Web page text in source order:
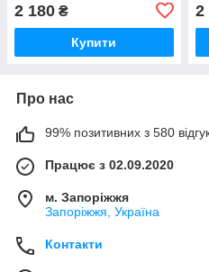
2 180 ₴
Купити
2
Про нас
99% позитивних з 580
Працює з 02.09.2020
м. Запоріжжя
Запоріжжя, Україна
Контакти